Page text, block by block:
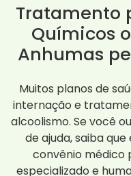
Tratamento
Químicos
Anhumas
Muitos planos de
internação e
alcoolismo. Se você
de ajuda, saiba
convênio
especializado e